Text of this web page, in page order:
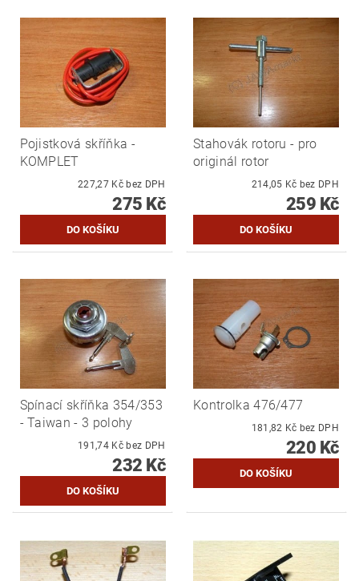
Pojistková skříňka -
KOMPLET
227,27 Kč bez DPH
275 Kč
Stahovák rotoru - pro
originál rotor
214,05 Kč bez DPH
259 Kč
Spínací skříňka 354/353
- Taiwan - 3 polohy
191,74 Kč bez DPH
232 Kč
Kontrolka 476/477
181,82 Kč bez DPH
220 Kč